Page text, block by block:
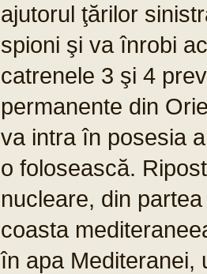
ajutorul ţărilor
spioni şi va înrobi
catrenele 3 şi 4
permanente din
va intra în posesia
o folosească.
nucleare, din
coasta
în apa Mediteranei,